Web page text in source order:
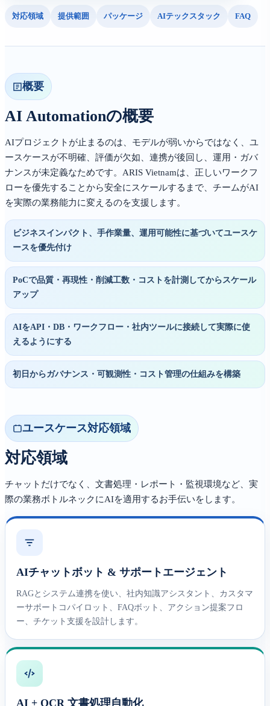
対応領域 提供範囲 パッケージ AIテックスタック FAQ
概要
AI Automationの概要
AIプロジェクトが止まるのは、モデルが弱いからではなく、ユ
ースケースが不明確、評価が欠如、連携が後回し、運用・ガバ
ナンスが未定義なためです。ARIS Vietnamは、正しいワークフ
ローを優先することから安全にスケールするまで、チームがAI
を実際の業務能力に変えるのを支援します。
ビジネスインパクト、手作業量、運用可能性に基づいてユースケ
ースを優先付け
PoCで品質・再現性・削減工数・コストを計測してからスケール
アップ
AIをAPI・DB・ワークフロー・社内ツールに接続して実際に使
えるようにする
初日からガバナンス・可観測性・コスト管理の仕組みを構築
ユースケース対応領域
対応領域
チャットだけでなく、文書処理・レポート・監視環境など、実
際の業務ボトルネックにAIを適用するお手伝いをします。
AIチャットボット & サポートエージェント
RAGとシステム連携を使い、社内知識アシスタント、カスタマ
ーサポートコパイロット、FAQボット、アクション提案フロ
ー、チケット支援を設計します。
AI + OCR 文書処理自動化